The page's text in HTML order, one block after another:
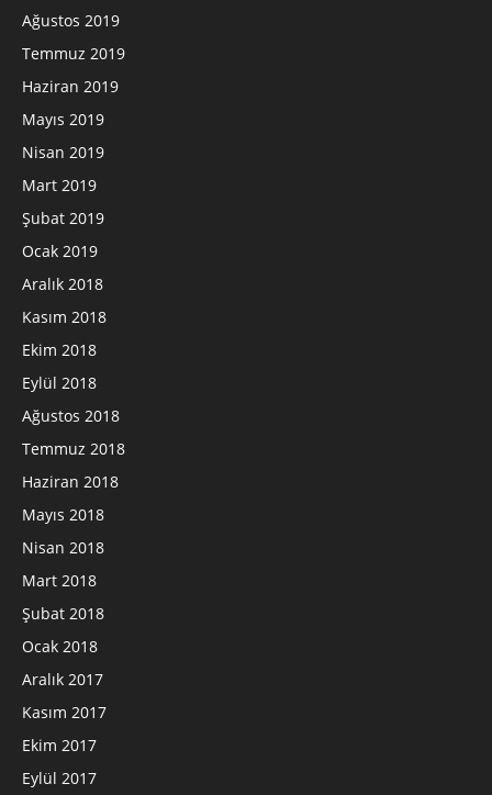
Ağustos 2019
Temmuz 2019
Haziran 2019
Mayıs 2019
Nisan 2019
Mart 2019
Şubat 2019
Ocak 2019
Aralık 2018
Kasım 2018
Ekim 2018
Eylül 2018
Ağustos 2018
Temmuz 2018
Haziran 2018
Mayıs 2018
Nisan 2018
Mart 2018
Şubat 2018
Ocak 2018
Aralık 2017
Kasım 2017
Ekim 2017
Eylül 2017